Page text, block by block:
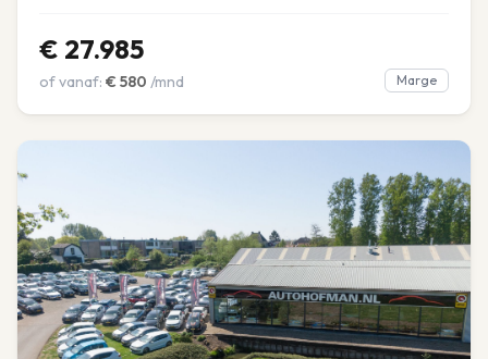
€ 27.985
of vanaf: € 580 /mnd Marge